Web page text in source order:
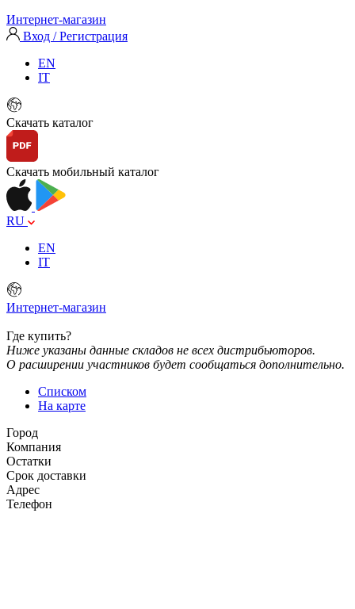
Интернет-магазин
Вход / Регистрация
EN
IT
Скачать каталог
Скачать мобильный каталог
RU
EN
IT
Интернет-магазин
Где купить?
Ниже указаны данные складов не всех дистрибьюторов.
О расширении участников будет сообщаться дополнительно.
Списком
На карте
Город
Компания
Остатки
Срок доставки
Адрес
Телефон